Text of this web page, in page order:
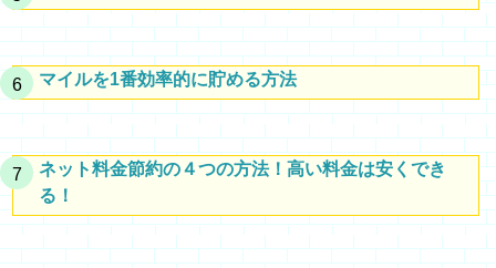
マイルを1番効率的に貯める方法
ネット料金節約の４つの方法！高い料金は安くでき
る！